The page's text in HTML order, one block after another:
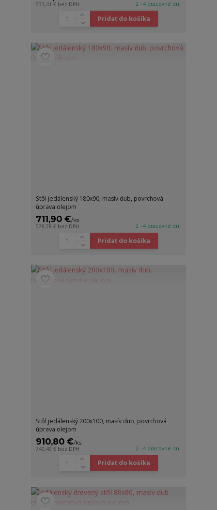
533,41 € bez DPH 2 - 4 pracovné dni
Pridať do košíka
Stôl jedálenský 180x90, masív dub, povrchová
úprava olejom
711,90 €/ks
578,78 € bez DPH 2 - 4 pracovné dni
Pridať do košíka
Stôl jedálenský 200x100, masív dub, povrchová
úprava olejom
910,80 €/ks
740,49 € bez DPH 2 - 4 pracovné dni
Pridať do košíka